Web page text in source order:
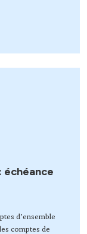
d’ensemble
comptes de